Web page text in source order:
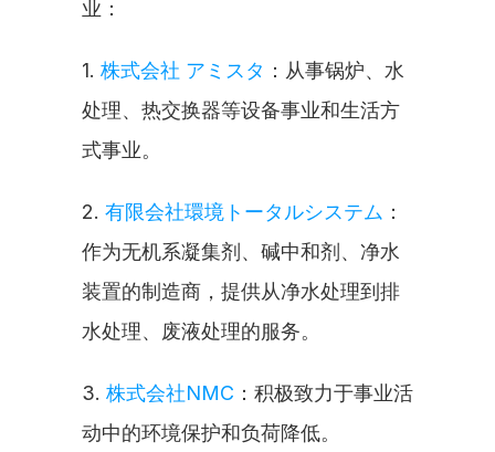
业：
1. 株式会社 アミスタ ：从事锅炉、水
处理、热交换器等设备事业和生活方
式事业。
2. 有限会社環境トータルシステム ：
作为无机系凝集剂、碱中和剂、净水
装置的制造商，提供从净水处理到排
水处理、废液处理的服务。
3. 株式会社NMC ：积极致力于事业活
动中的环境保护和负荷降低。